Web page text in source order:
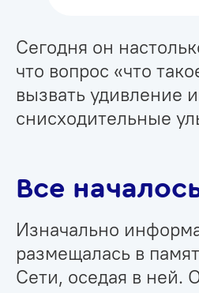
Сегодня он
что вопрос «что
вызвать удивление и
снисходительные
Все
Изначально
размещалась в
Сети, оседая в ней.